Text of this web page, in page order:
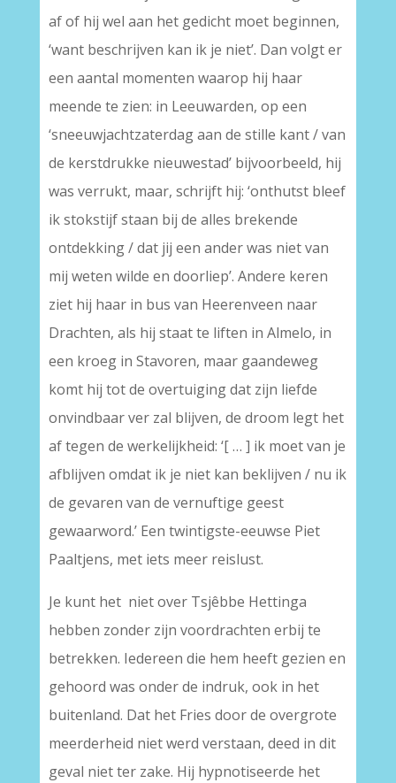
af of hij wel aan het gedicht moet beginnen,
‘want beschrijven kan ik je niet’. Dan volgt er
een aantal momenten waarop hij haar
meende te zien: in Leeuwarden, op een
‘sneeuwjachtzaterdag aan de stille kant / van
de kerstdrukke nieuwestad’ bijvoorbeeld, hij
was verrukt, maar, schrijft hij: ‘onthutst bleef
ik stokstijf staan bij de alles brekende
ontdekking / dat jij een ander was niet van
mij weten wilde en doorliep’. Andere keren
ziet hij haar in bus van Heerenveen naar
Drachten, als hij staat te liften in Almelo, in
een kroeg in Stavoren, maar gaandeweg
komt hij tot de overtuiging dat zijn liefde
onvindbaar ver zal blijven, de droom legt het
af tegen de werkelijkheid: ‘[ … ] ik moet van je
afblijven omdat ik je niet kan beklijven / nu ik
de gevaren van de vernuftige geest
gewaarword.’ Een twintigste-eeuwse Piet
Paaltjens, met iets meer reislust.
Je kunt het niet over Tsjêbbe Hettinga
hebben zonder zijn voordrachten erbij te
betrekken. Iedereen die hem heeft gezien en
gehoord was onder de indruk, ook in het
buitenland. Dat het Fries door de overgrote
meerderheid niet werd verstaan, deed in dit
geval niet ter zake. Hij hypnotiseerde het